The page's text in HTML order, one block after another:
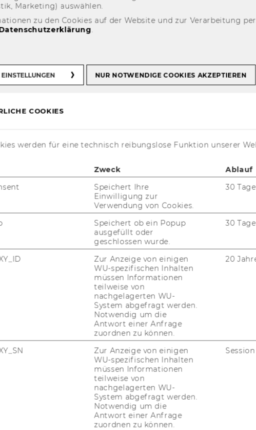
Performance
in Research and
Mar­ke­ting) aus­wäh­len.
zu den Cookies auf der Website und zur Verarbeitung
.
NUR NOTWENDIGE COOKIES AKZEPTIEREN
COOKIES
werden für eine technisch reibungslose Funktion unserer
Zweck Ablauf
Speichert Ihre
Einwilligung zur
Verwendung von Cookies.
30 Tage
Speichert ob ein Popup
ausgefüllt oder
geschlossen wurde.
30 Tage
Zur Anzeige von einigen
WU-spezifischen Inhalten
müssen Informationen
teilweise von
nachgelagerten WU-
System abgefragt werden.
Notwendig um die
Antwort einer Anfrage
zuordnen zu können.
20
Zur Anzeige von einigen
WU-spezifischen Inhalten
müssen Informationen
teilweise von
nachgelagerten WU-
System abgefragt werden.
Notwendig um die
Antwort einer Anfrage
zuordnen zu können.
Session